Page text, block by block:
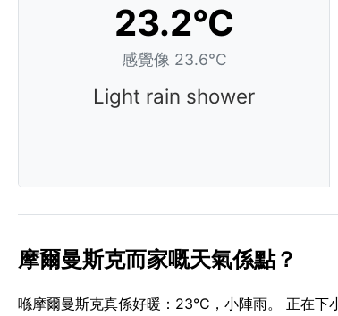
23.2°C
感覺像 23.6°C
Light rain shower
摩爾曼斯克而家嘅天氣係點？
喺摩爾曼斯克真係好暖：23°C，小陣雨。 正在下